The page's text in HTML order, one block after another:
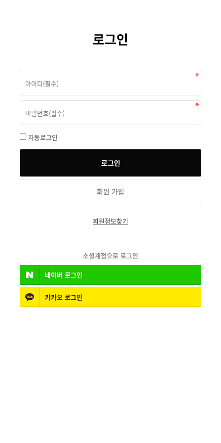
로그인
자동로그인
회원 가입
회원정보찾기
소셜계정으로 로그인
네이버 로그인
카카오 로그인